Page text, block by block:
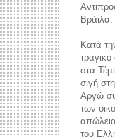
Βράιλα.
Κατά
στα
σιγή
Αργώ
των
του